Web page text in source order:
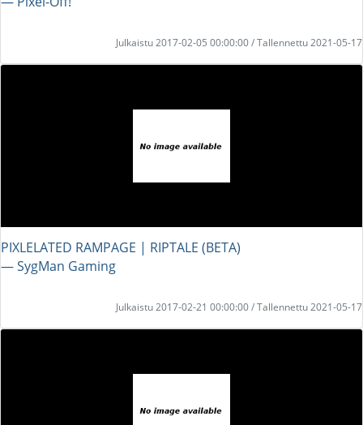
Julkaistu 2017-02-05 00:00:00 / Tallennettu 2021-05-17
PIXLELATED RAMPAGE | RIPTALE (BETA)
― SygMan Gaming
Julkaistu 2017-02-21 00:00:00 / Tallennettu 2021-05-17